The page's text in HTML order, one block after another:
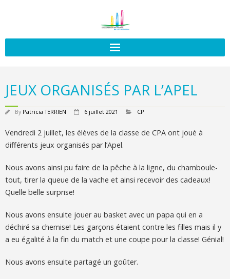
JEUX ORGANISÉS PAR L’APEL
By Patricia TERRIEN 6 juillet 2021 CP
Vendredi 2 juillet, les élèves de la classe de CPA ont joué à
différents jeux organisés par l’Apel.
Nous avons ainsi pu faire de la pêche à la ligne, du chamboule-
tout, tirer la queue de la vache et ainsi recevoir des cadeaux!
Quelle belle surprise!
Nous avons ensuite jouer au basket avec un papa qui en a
déchiré sa chemise! Les garçons étaient contre les filles mais il y
a eu égalité à la fin du match et une coupe pour la classe! Génial!
Nous avons ensuite partagé un goûter.